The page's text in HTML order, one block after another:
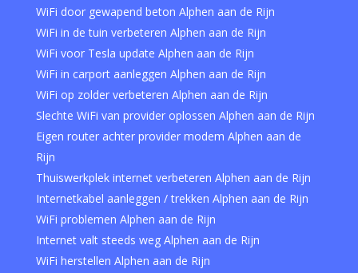
WiFi door gewapend beton Alphen aan de Rijn
WiFi in de tuin verbeteren Alphen aan de Rijn
WiFi voor Tesla update Alphen aan de Rijn
WiFi in carport aanleggen Alphen aan de Rijn
WiFi op zolder verbeteren Alphen aan de Rijn
Slechte WiFi van provider oplossen Alphen aan de Rijn
Eigen router achter provider modem Alphen aan de
Rijn
Thuiswerkplek internet verbeteren Alphen aan de Rijn
Internetkabel aanleggen / trekken Alphen aan de Rijn
WiFi problemen Alphen aan de Rijn
Internet valt steeds weg Alphen aan de Rijn
WiFi herstellen Alphen aan de Rijn